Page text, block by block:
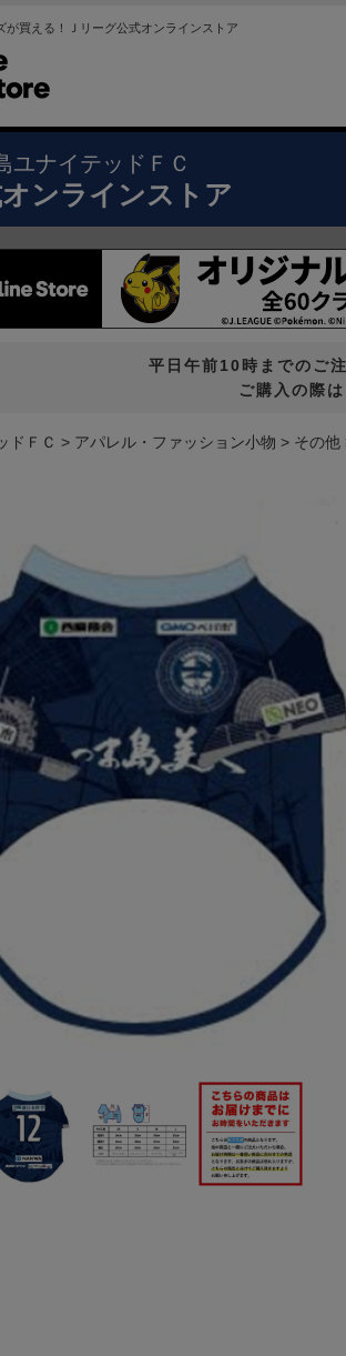
が買える！Ｊリーグ公式オンラインストア
ユナイテッドＦＣ
ンラインストア
平日午前10時までのご
ご購入の際
ドＦＣ アパレル・ファッション小物 その他